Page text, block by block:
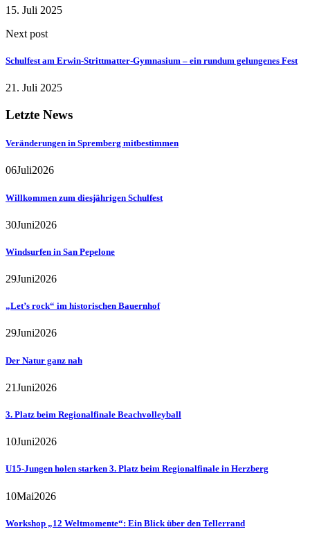
15. Juli 2025
Next post
Schulfest am Erwin-Strittmatter-Gymnasium – ein rundum gelungenes Fest
21. Juli 2025
Letzte News
Veränderungen in Spremberg mitbestimmen
06Juli2026
Willkommen zum diesjährigen Schulfest
30Juni2026
Windsurfen in San Pepelone
29Juni2026
„Let’s rock“ im historischen Bauernhof
29Juni2026
Der Natur ganz nah
21Juni2026
3. Platz beim Regionalfinale Beachvolleyball
10Juni2026
U15-Jungen holen starken 3. Platz beim Regionalfinale in Herzberg
10Mai2026
Workshop „12 Weltmomente“: Ein Blick über den Tellerrand